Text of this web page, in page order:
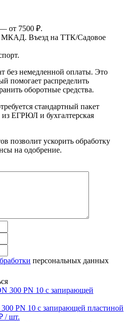
от 7500 ₽.
МКАД. Въезд на ТТК/Садовое
без немедленной оплаты. Это
помогает распределить
оборотные средства.
стандартный пакет
из ЕГРЮЛ и бухгалтерская
позволит ускорить обработку
на одобрение.
персональных данных
PN 10 с запирающей пластиной
/ шт.